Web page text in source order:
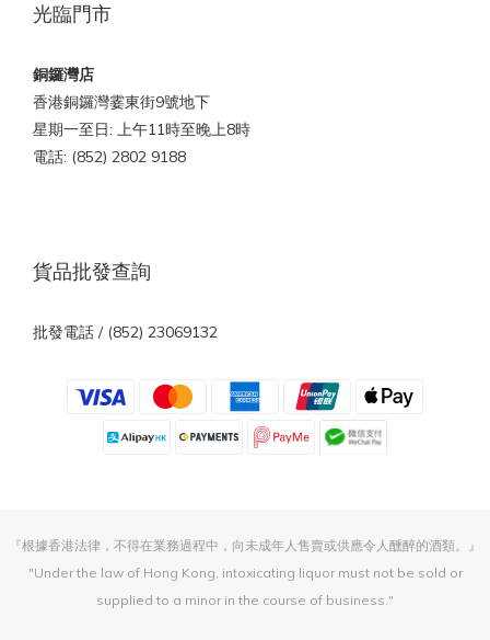
光臨門市
銅鑼灣店
香港銅鑼灣霎東街9號地下
星期一至日: 上午11時至晚上8時
電話: (852) 2802 9188
貨品批發查詢
批發電話 / (852) 23069132
『根據香港法律，不得在業務過程中，向未成年人售賣或供應令人醺醉的酒類。』
"Under the law of Hong Kong, intoxicating liquor must not be sold or
supplied to a minor in the course of business."